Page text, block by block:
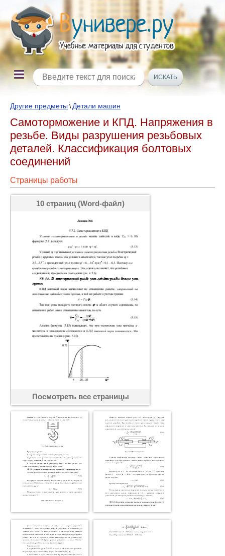
Другие предметы \ Детали машин
Самоторможение и КПД. Напряжения в
резьбе. Виды разрушения резьбовых
деталей. Классификация болтовых
соединений
Страницы работы
10 страниц (Word-файл)
Посмотреть все страницы